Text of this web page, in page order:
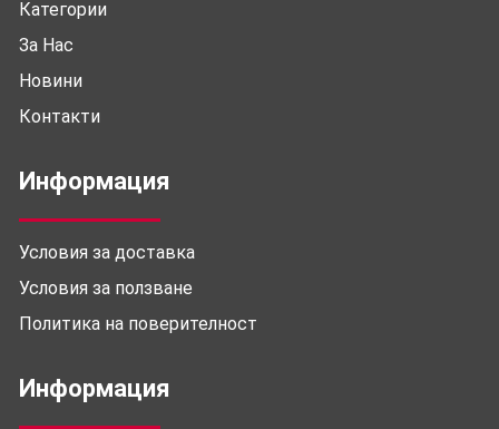
Категории
За Нас
Новини
Контакти
Информация
Условия за доставка
Условия за ползване
Политика на поверителност
Информация